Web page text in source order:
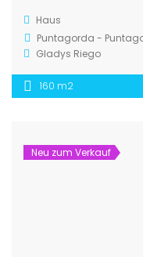
Haus
Puntagorda -
Gladys Riego
160 m2
Neu zum Verkauf